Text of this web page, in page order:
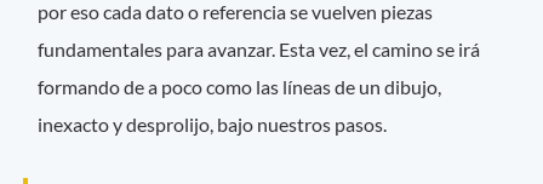
por eso cada dato o referencia se vuelven piezas
fundamentales para avanzar. Esta vez, el camino se irá
formando de a poco como las líneas de un dibujo,
inexacto y desprolijo, bajo nuestros pasos.